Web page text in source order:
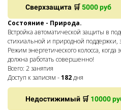
Сверхзащита 🛒5000 руб
Состояние - Природа.
Встройка автоматической защиты в
стихиальной и природной
Режим энергетического колосса,
должна работать совершенно!
Всего: 2 занятия
Доступ к записям -182дня
Недостижимый 🛒 10000